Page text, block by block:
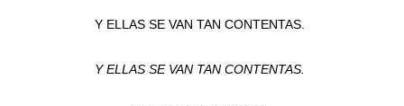
Y ELLAS SE VAN TAN CONTENTAS.
Y ELLAS SE VAN TAN CONTENTAS.